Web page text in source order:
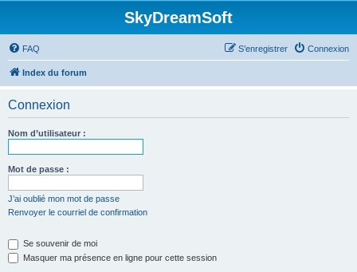
SkyDreamSoft
FAQ Connexion
S’enregistrer
Index du forum
Connexion
Nom d’utilisateur :
Mot de passe :
J’ai oublié mon mot de passe
Renvoyer le courriel de confirmation
Se souvenir de moi
Masquer ma présence en ligne pour cette session